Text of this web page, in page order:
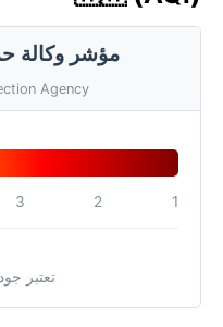
مؤشر وكالة
Agency
1
2
3
تعتبر